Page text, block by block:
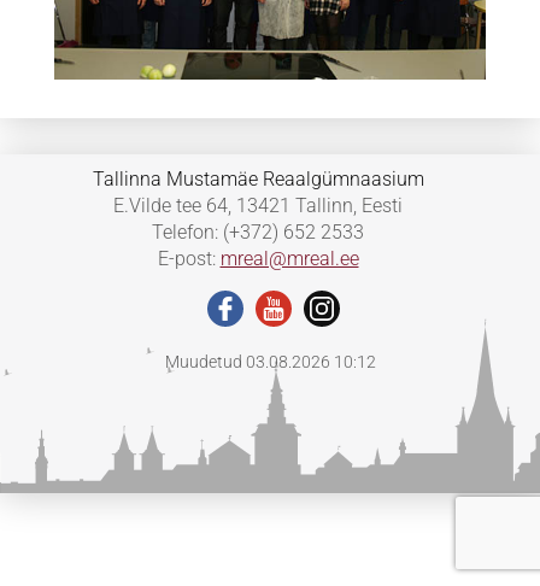
Tallinna Mustamäe Reaalgümnaasium
E.Vilde tee 64, 13421 Tallinn, Eesti
Telefon: (+372) 652 2533
E-post: mreal@mreal.ee
Muudetud 03.08.2026 10:12